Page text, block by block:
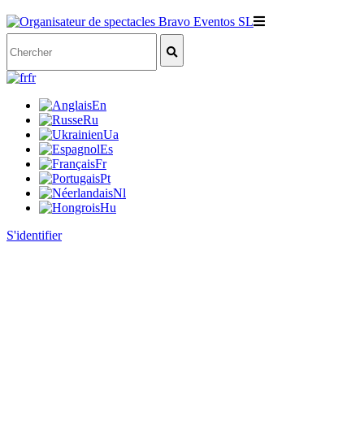
fr
En
Ru
Ua
Es
Fr
Pt
Nl
Hu
S'identifier